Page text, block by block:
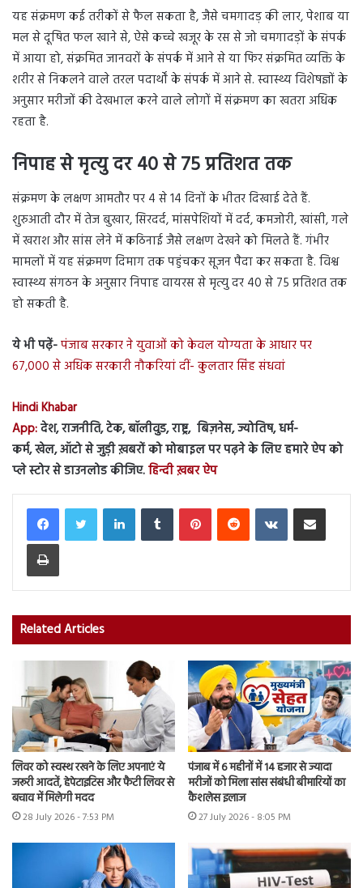
यह संक्रमण कई तरीकों से फैल सकता है, जैसे चमगादड़ की लार, पेशाब या
मल से दूषित फल खाने से, ऐसे कच्चे खजूर के रस से जो चमगादड़ों के संपर्क
में आया हो, संक्रमित जानवरों के संपर्क में आने से या फिर संक्रमित व्यक्ति के
शरीर से निकलने वाले तरल पदार्थों के संपर्क में आने से. स्वास्थ्य विशेषज्ञों के
अनुसार मरीजों की देखभाल करने वाले लोगों में संक्रमण का खतरा अधिक
रहता है.
निपाह से मृत्यु दर 40 से 75 प्रतिशत तक
संक्रमण के लक्षण आमतौर पर 4 से 14 दिनों के भीतर दिखाई देते हैं.
शुरुआती दौर में तेज बुखार, सिरदर्द, मांसपेशियों में दर्द, कमजोरी, खांसी, गले
में खराश और सांस लेने में कठिनाई जैसे लक्षण देखने को मिलते हैं. गंभीर
मामलों में यह संक्रमण दिमाग तक पहुंचकर सूजन पैदा कर सकता है. विश्व
स्वास्थ्य संगठन के अनुसार निपाह वायरस से मृत्यु दर 40 से 75 प्रतिशत तक
हो सकती है.
ये भी पढ़ें-पंजाब सरकार ने युवाओं को केवल योग्यता के आधार पर
67,000 से अधिक सरकारी नौकरियां दीं- कुलतार सिंह संधवां
Hindi Khabar
App:देश, राजनीति, टेक, बॉलीवुड, राष्ट्र, बिज़नेस, ज्योतिष, धर्म-
कर्म, खेल, ऑटो से जुड़ी ख़बरों को मोबाइल पर पढ़ने के लिए हमारे ऐप को
प्ले स्टोर से डाउनलोड कीजिए.हिन्दी ख़बर ऐप
LinkedInTumblr PinterestReddit VKontakteShare via Email
Print
Related Articles
लिवर को स्वस्थ रखने के लिए अपनाएं ये
जरूरी आदतें, हेपेटाइटिस और फैटी लिवर से
बचाव में मिलेगी मदद
28 July 2026 - 7:53 PM
पंजाब में 6 महीनों में 14 हजार से ज्यादा
मरीजों को मिला सांस संबंधी बीमारियों का
कैशलेस इलाज
27 July 2026 - 8:05 PM